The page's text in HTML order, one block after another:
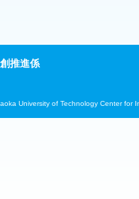
推進係
University of Technology Center for